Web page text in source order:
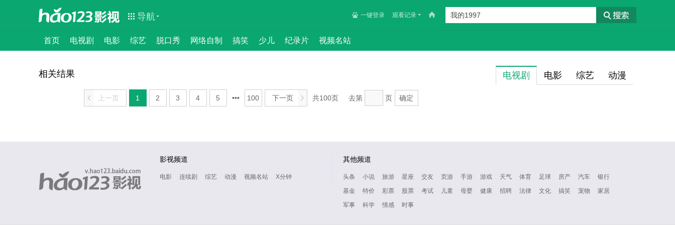
导航 一键登录 观看记录
首页 电视剧 电影 综艺 脱口秀 网络自制 搞笑 少儿 纪录片 视频名站
相关结果
上一页
< 1 2 3 4 5 ••• 100 下一页 > 共100页 去第 页 确定
电视剧 电影 综艺 动漫
影视频道
电影 连续剧 综艺 动漫 视频名站 X分钟
其他频道
头条 小说 旅游 星座 交友 页游 手游 游戏 天气 体育 足球 房产 汽车
银行
基金
特价 彩票 股票 考试 儿童 母婴 健康 招聘 法律 文化 搞笑 宠物
家居
军事
科学 情感 时事